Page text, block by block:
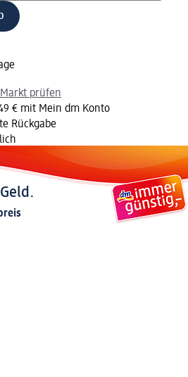
prüfen
€ mit Mein dm Konto
Rückgabe